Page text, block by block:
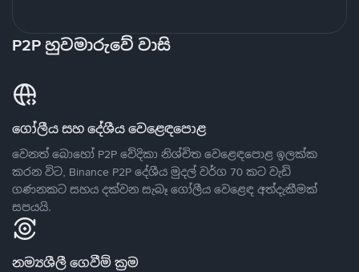
P2P හුවමාරුවේ වාසි
ගෝලීය සහ දේශීය වෙළෙඳපොළ
වෙනත් බොහෝ P2P වේදිකා නිශ්චිත වෙළෙඳපොළ ඉලක්ක
කරන විට, Binance P2P දේශීය මුදල් වර්ග 70 කට වැඩි
ගණනකට සහය දක්වන සැබෑ ගෝලීය වෙළෙඳ අත්දැකීමක්
සපයයි.
නම්‍යශීලී ගෙවීම් ක්‍රම